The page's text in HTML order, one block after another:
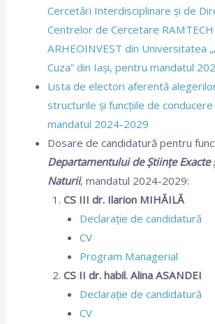
Cercetări Interdisciplinare și de
Centrelor de Cercetare RAMTECH
ARHEOINVEST din Universitatea
Cuza” din Iași, pentru mandatul
Lista de electori aferentă
structurile și funcțiile de conducere
mandatul 2024-2029
Dosare de candidatură pentru
Departamentului de Științe Exacte
Naturii, mandatul 2024-2029:
CS III dr. Ilarion MIHĂILĂ
Declarație de candidatură
CV
Program Managerial
CS II dr. habil. Alina ASANDEI
Declarație de candidatură
CV